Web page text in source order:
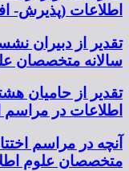
اطلاعات (پذیرش-
تقدیر از دبیران
سالانه متخصصان
تقدیر از حامیان
اطلاعات در مراسم
آنچه در مراسم
متخصصان علوم